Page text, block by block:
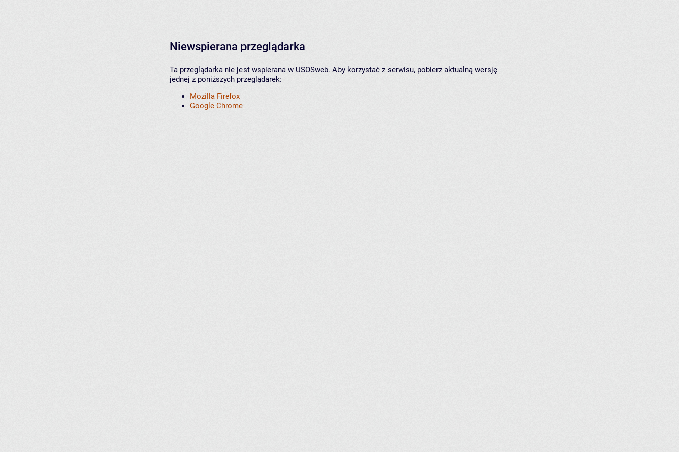
Niewspierana przeglądarka
Ta przeglądarka nie jest wspierana w USOSweb. Aby korzystać z serwisu, pobierz aktualną wersję
jednej z poniższych przeglądarek:
Mozilla Firefox
Google Chrome